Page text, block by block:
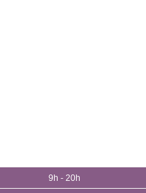
9h - 20h